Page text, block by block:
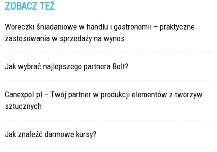
ZOBACZ TEŻ
Woreczki śniadaniowe w handlu i gastronomii – praktyczne
zastosowania w sprzedaży na wynos
Jak wybrać najlepszego partnera Bolt?
Canexpol.pl – Twój partner w produkcji elementów z tworzyw
sztucznych
Jak znaleźć darmowe kursy?